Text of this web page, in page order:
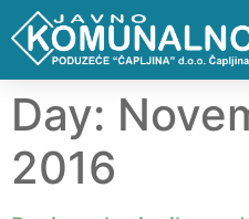
Day:
2016